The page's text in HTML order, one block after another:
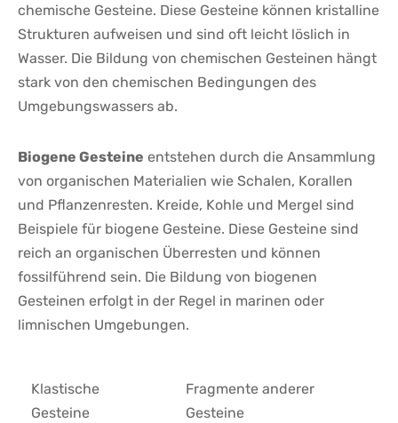
chemische Gesteine. Diese⁤ Gesteine ⁤können kristalline
Strukturen aufweisen und sind ​oft leicht löslich in
Wasser. Die ‍Bildung von ‍chemischen Gesteinen hängt
stark⁤ von den chemischen Bedingungen des
Umgebungswassers ab.
Biogene Gesteine entstehen durch die Ansammlung
von organischen Materialien wie Schalen,⁤ Korallen
und⁢ Pflanzenresten. Kreide, Kohle und Mergel ‌sind
Beispiele für biogene ‍Gesteine. Diese Gesteine⁢ sind
reich an⁢ organischen Überresten und können
fossilführend sein.‍ Die Bildung von biogenen
Gesteinen erfolgt in der Regel in marinen⁤ oder
limnischen Umgebungen.
Klastische
Gesteine
Fragmente anderer
⁢Gesteine